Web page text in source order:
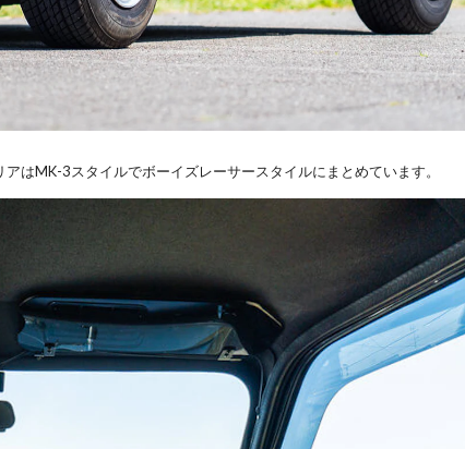
はMK-3スタイルでボーイズレーサースタイルにまとめています。